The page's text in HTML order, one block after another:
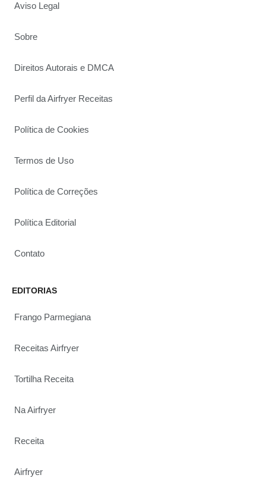
Aviso Legal
Sobre
Direitos Autorais e DMCA
Perfil da Airfryer Receitas
Política de Cookies
Termos de Uso
Política de Correções
Política Editorial
Contato
EDITORIAS
Frango Parmegiana
Receitas Airfryer
Tortilha Receita
Na Airfryer
Receita
Airfryer